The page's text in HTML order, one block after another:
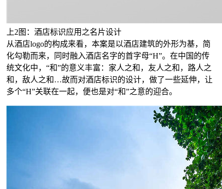
上2图：酒店标识应用之名片设计
从酒店logo的构成来看，本案是以酒店建筑的外形为基，简
化勾勒而来，同时融入酒店名字的首字母“H”。在中国的传
统文化中，“和”的意义丰富：家人之和，友人之和，路人之
和，敌人之和…故而对酒店标识的设计，做了一些延伸，让
多个“H”关联在一起，便也是对“和”之意的迎合。